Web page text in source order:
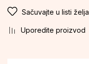
Sačuvajte u listi želja
Uporedite proizvod